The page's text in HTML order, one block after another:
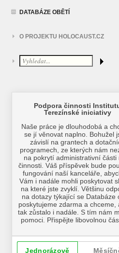
DATABÁZE OBĚTÍ
O PROJEKTU HOLOCAUST.CZ